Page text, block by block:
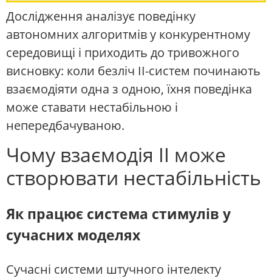
Дослідження аналізує поведінку
автономних алгоритмів у конкурентному
середовищі і приходить до тривожного
висновку: коли безліч ІІ-систем починають
взаємодіяти одна з одною, їхня поведінка
може ставати нестабільною і
непередбачуваною.
Чому взаємодія ІІ може
створювати нестабільність
Як працює система стимулів у
сучасних моделях
Сучасні системи штучного інтелекту